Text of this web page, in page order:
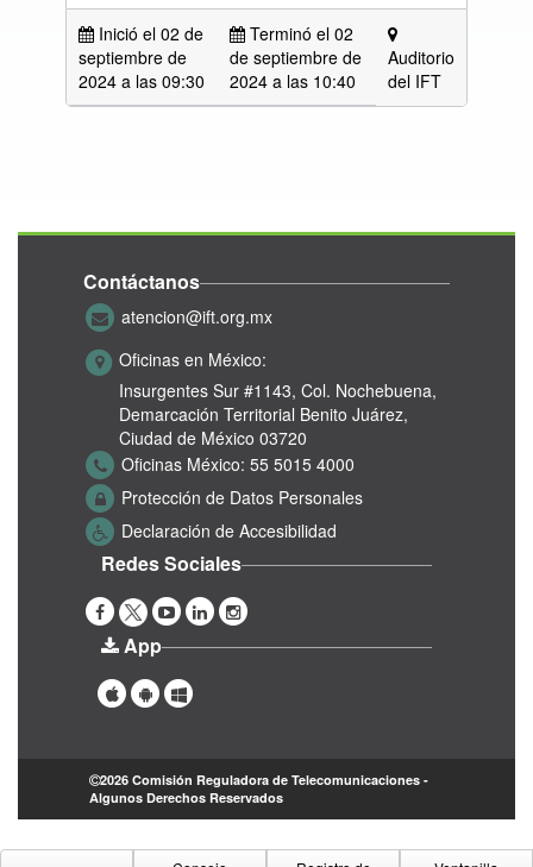
Inició el 02 de
septiembre de
2024 a las 09:30
Terminó el 02
de septiembre de
2024 a las 10:40
Auditorio
del IFT
Contáctanos
atencion@ift.org.mx
Oficinas en México:
Insurgentes Sur #1143, Col. Nochebuena,
Demarcación Territorial Benito Juárez,
Ciudad de México 03720
Oficinas México: 55 5015 4000
Protección de Datos Personales
Declaración de Accesibilidad
Redes Sociales
App
2026 Comisión Reguladora de Telecomunicaciones -
Algunos Derechos Reservados